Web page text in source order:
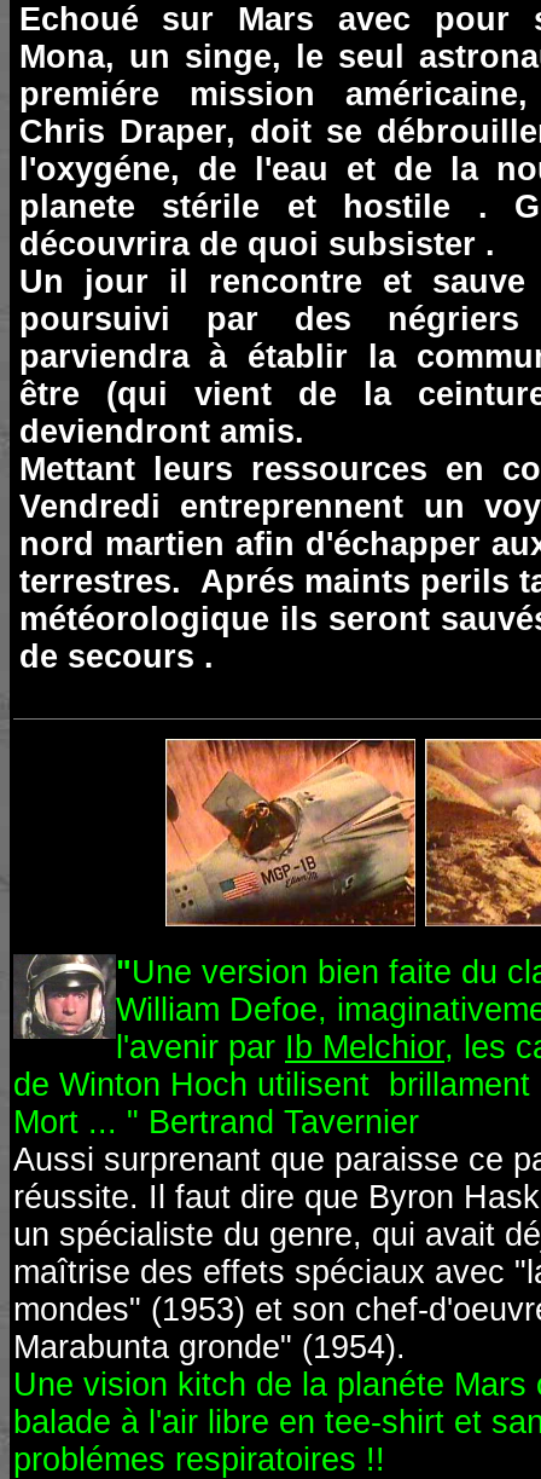
Echoué sur Mars avec pour
Mona, un singe, le seul
premiére mission
Chris Draper, doit se
l'oxygéne, de l'eau et de la
planete stérile et hostile .
découvrira de quoi subsister .
Un jour il rencontre et sauve
poursuivi par des
parviendra à établir la
être (qui vient de la
deviendront amis.
Mettant leurs ressources en
Vendredi entreprennent un
nord martien afin d'échapper
terrestres. Aprés maints perils
météorologique ils seront
de secours .
"Une version bien faite du
William Defoe,
l'avenir par Ib Melchior, les
de Winton Hoch utilisent
Mort ... " Bertrand Tavernier
Aussi surprenant que paraisse ce
réussite. Il faut dire que Byron
un spécialiste du genre, qui avait
maîtrise des effets spéciaux avec
mondes" (1953) et son chef-
Marabunta gronde" (1954).
Une vision kitch de la planéte Mars
balade à l'air libre en tee-shirt et
problémes respiratoires !!